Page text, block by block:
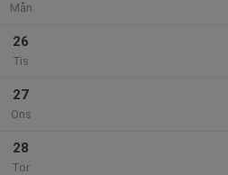
Mån
26
Tis
27
Ons
28
Tor